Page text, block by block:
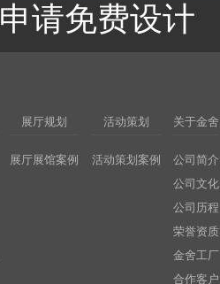
申请免费设计
展厅规划
展厅展馆案例
活动策划
活动策划案例
关于金舍
公司简介
公司文化
公司历程
荣誉资质
金舍工厂
合作客户